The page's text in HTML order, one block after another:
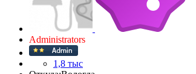
Administrators
1,8 тыс